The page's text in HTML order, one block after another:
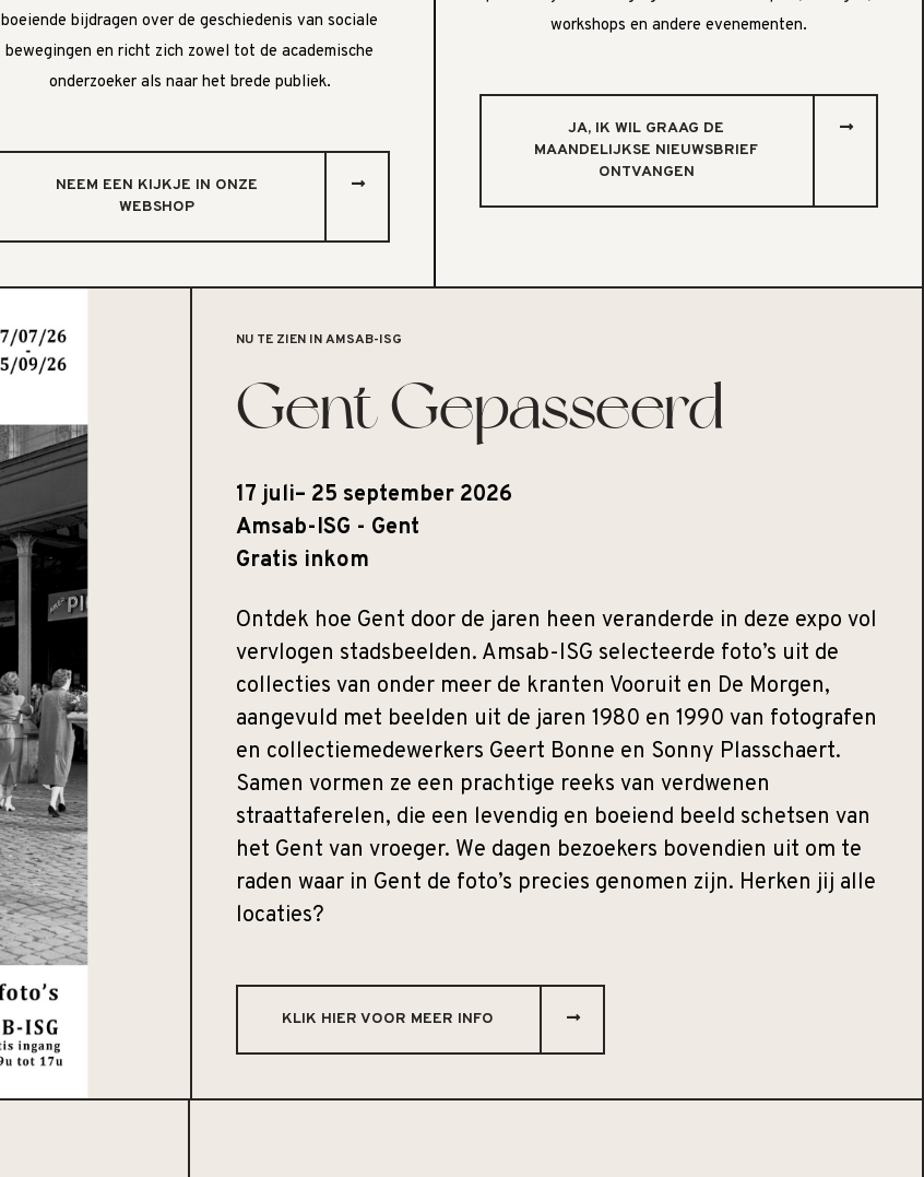
boeiende bijdragen over de geschiedenis van sociale
bewegingen en richt zich zowel tot de academische
onderzoeker als naar het brede publiek.
NEEM EEN KIJKJE IN ONZE
WEBSHOP
workshops en andere evenementen.
JA, IK WIL GRAAG DE
MAANDELIJKSE NIEUWSBRIEF
ONTVANGEN
NU TE ZIEN IN AMSAB-ISG
Gent Gepasseerd
17 juli– 25 september 2026
Amsab-ISG - Gent
Gratis inkom
Ontdek hoe Gent door de jaren heen veranderde in deze expo vol
vervlogen stadsbeelden. Amsab-ISG selecteerde foto’s uit de
collecties van onder meer de kranten Vooruit en De Morgen,
aangevuld met beelden uit de jaren 1980 en 1990 van fotografen
en collectiemedewerkers Geert Bonne en Sonny Plasschaert.
Samen vormen ze een prachtige reeks van verdwenen
straattaferelen, die een levendig en boeiend beeld schetsen van
het Gent van vroeger. We dagen bezoekers bovendien uit om te
raden waar in Gent de foto’s precies genomen zijn. Herken jij alle
locaties?
KLIK HIER VOOR MEER INFO